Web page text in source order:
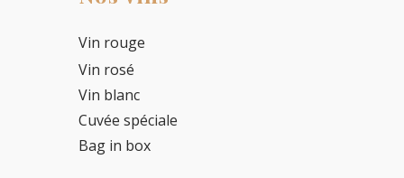
Vin rouge
Vin rosé
Vin blanc
Cuvée spéciale
Bag in box